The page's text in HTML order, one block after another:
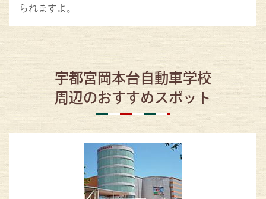
られますよ。
宇都宮岡本台自動車学校
周辺のおすすめスポット